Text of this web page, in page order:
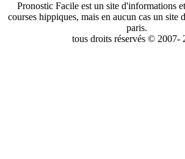
Pronostic Facile est un site d'informations
courses hippiques, mais en aucun cas un site
paris.
tous droits réservés © 2007-